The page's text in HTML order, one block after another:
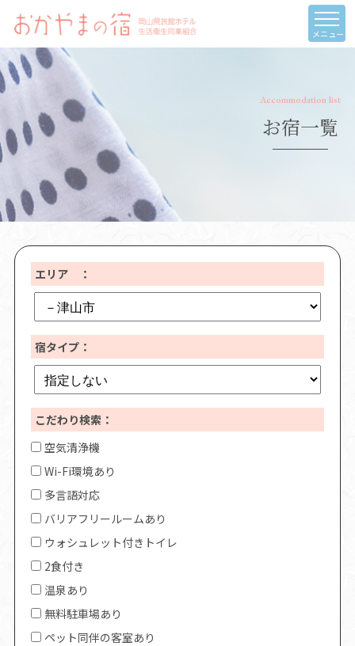
メニュー
Accommodation list
お宿一覧
エリア ：
宿タイプ：
こだわり検索：
空気清浄機
Wi-Fi環境あり
多言語対応
バリアフリールームあり
ウォシュレット付きトイレ
2食付き
温泉あり
無料駐車場あり
ペット同伴の客室あり